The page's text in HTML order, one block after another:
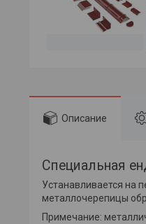
Описание
Специальная
Устанавливается на
металлочерепицы
Примечание: